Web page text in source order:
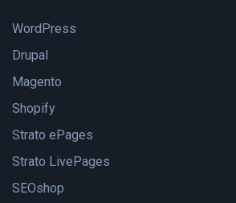
WordPress
Drupal
Magento
Shopify
Strato ePages
Strato LivePages
SEOshop